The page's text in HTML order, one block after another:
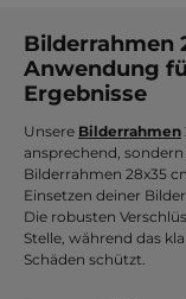
Bilderrahmen
Anwendung
Ergebnisse
Unsere Bilderrahmen
ansprechend,
Bilderrahmen 28x35
Einsetzen deiner
Die robusten
Stelle, während das
Schäden schützt.